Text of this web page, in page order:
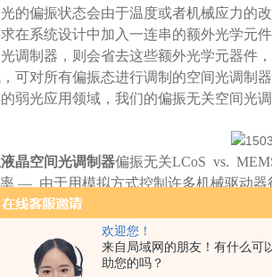
欢迎您！
来自局域网的朋友！有什么可
助您的吗？
的偏振状态会由于温度或者机械应力的
在系统设计中加入一连串的额外光学元
调制器，则会省去这些额外光学元器件
可对所有偏振态进行调制的空间光调制
弱光应用领域，我们的偏振无关空间光
晶空间光调制器偏振无关LCoS vs.
— 由于用模拟方式控制许多机械驱动
广泛应用于化光网络，MEMS器件的驱
微镜，自适应光学(AO)系统应用中，需
中，分辨率（像素数量）也是一个至关重